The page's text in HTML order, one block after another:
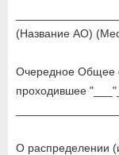
(Название АО)
Очередное Общее
проходившее
О распределении